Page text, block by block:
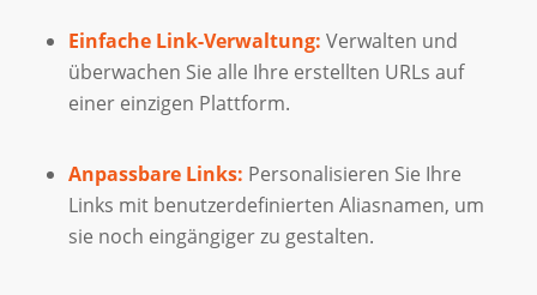
Einfache Link-Verwaltung: Verwalten und
überwachen Sie alle Ihre erstellten URLs auf
einer einzigen Plattform.
Anpassbare Links: Personalisieren Sie Ihre
Links mit benutzerdefinierten Aliasnamen, um
sie noch eingängiger zu gestalten.